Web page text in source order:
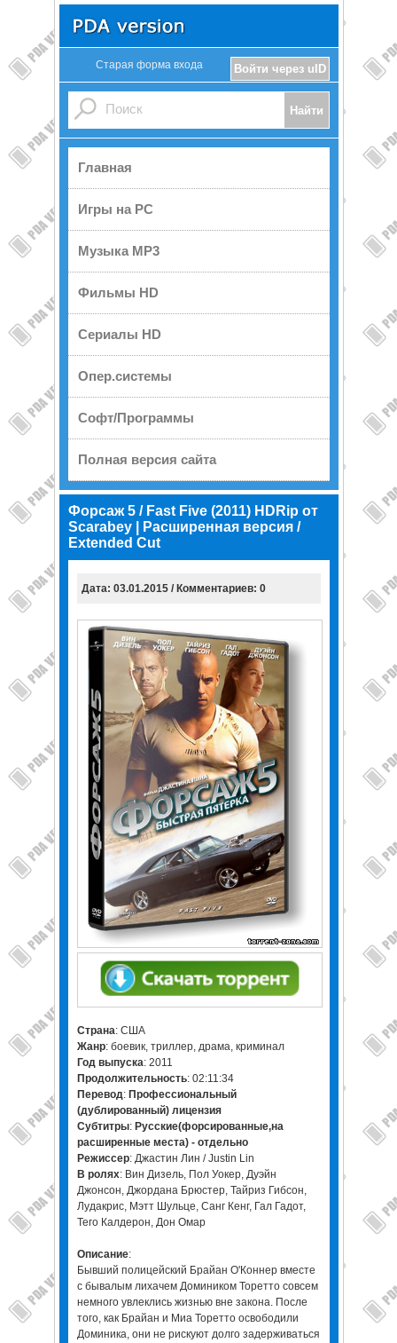
Войти через uID
Старая форма входа
Главная
Игры на PC
Музыка MP3
Фильмы HD
Сериалы HD
Опер.системы
Софт/Программы
Полная версия сайта
Форсаж 5 / Fast Five (2011) HDRip от
Scarabey | Расширенная версия /
Extended Cut
Дата: 03.01.2015 / Комментариев: 0
Страна: США
Жанр: боевик, триллер, драма, криминал
Год выпуска: 2011
Продолжительность: 02:11:34
Перевод: Профессиональный
(дублированный)лицензия
Субтитры: Русские(форсированные,на
расширенные места) - отдельно
Режиссер: Джастин Лин / Justin Lin
В ролях: Вин Дизель, Пол Уокер, Дуэйн
Джонсон, Джордана Брюстер, Тайриз Гибсон,
Лудакрис, Мэтт Шульце, Санг Кенг, Гал Гадот,
Тего Калдерон, Дон Омар
Описание:
Бывший полицейский Брайан О'Коннер вместе
с бывалым лихачем Домиником Торетто совсем
немного увлеклись жизнью вне закона. После
того, как Брайан и Миа Торетто освободили
Доминика, они не рискуют долго задерживаться